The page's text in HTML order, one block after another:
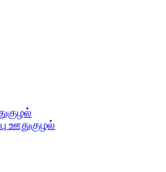
ஊதுகுழல்